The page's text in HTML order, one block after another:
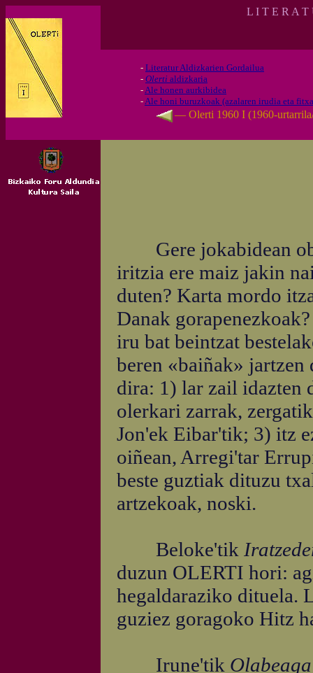
L I T E R A
- Literatur Aldizkarien Gordailua
- Olerti aldizkaria
-Ale honen aurkibidea
-Ale honi buruzkoak (azalaren irudia eta
— Olerti 1960 I (1960-
Gere jokabidean
iritzia ere maiz jakin
duten? Karta mordo
Danak
iru bat beintzat
beren «baiñak»
dira: 1) lar zail
olerkari zarrak,
Jon'ek Eibar'tik; 3) itz
oiñean, Arregi'tar
beste guztiak dituzu
artzekoak, noski.
Beloke'tik
duzun OLERTI hori:
hegaldaraziko dituela.
guziez goragoko Hitz
Irune'tik